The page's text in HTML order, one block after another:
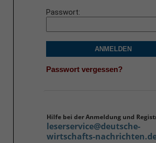
Passwort
ANMELDEN
Passwort vergessen?
Hilfe bei der Anmeldung und
leserservice@deutsche-
wirtschafts-